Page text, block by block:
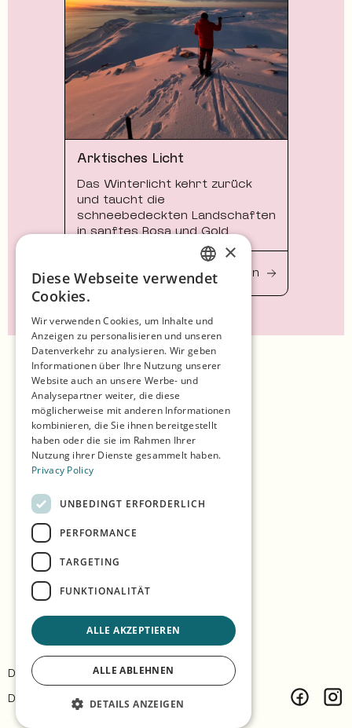
Arktisches Licht
Das Winterlicht kehrt zurück
und taucht die
schneebedeckten Landschaften
in sanftes Rosa und Gold.
Feb–Apr
Mehr erfahren
Essen & Trinken
Praktische Infos
Startseite
Einkaufen
Saisons
Unsere Partner
Datenschutz & Richtlinie
Kontakt
Design:
Árvu Code: Vitikka
ENGLISH
SPANISH
NORWEGIAN
×
Diese Webseite verwendet
Cookies.
Wir verwenden Cookies, um Inhalte und
Anzeigen zu personalisieren und unseren
Datenverkehr zu analysieren. Wir geben
Informationen über Ihre Nutzung unserer
Website auch an unsere Werbe- und
Analysepartner weiter, die diese
möglicherweise mit anderen Informationen
kombinieren, die Sie ihnen bereitgestellt
haben oder die sie im Rahmen Ihrer
Nutzung ihrer Dienste gesammelt haben.
Privacy Policy
UNBEDINGT ERFORDERLICH
PERFORMANCE
TARGETING
FUNKTIONALITÄT
ALLE AKZEPTIEREN
ALLE ABLEHNEN
DETAILS ANZEIGEN